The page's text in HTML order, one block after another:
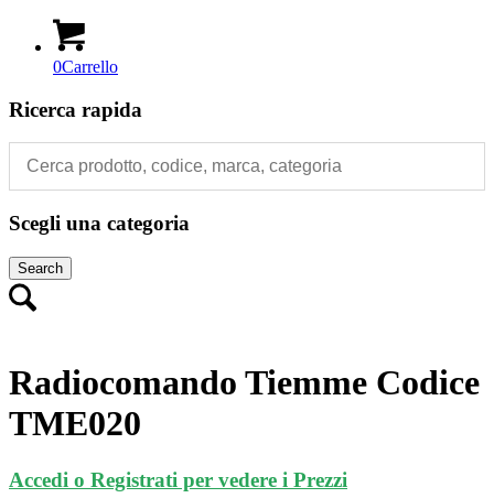
0Carrello
Ricerca rapida
Scegli una categoria
Search
Radiocomando Tiemme Codice
TME020
Accedi o Registrati per vedere i Prezzi